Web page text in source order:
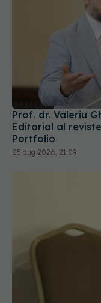
Prof. dr. Valeriu
Editorial al
Portfolio
05 aug 2026, 21:09
Șeful CNAS,
sănătate, timpul